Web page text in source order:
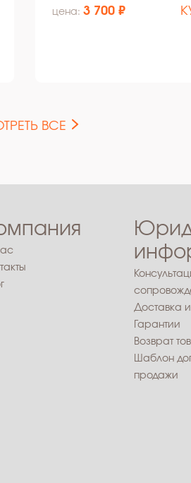
цена: 3 700 ₽
ВСЕ
Доставка
Гарантии
Возврат
Шаблон
продажи